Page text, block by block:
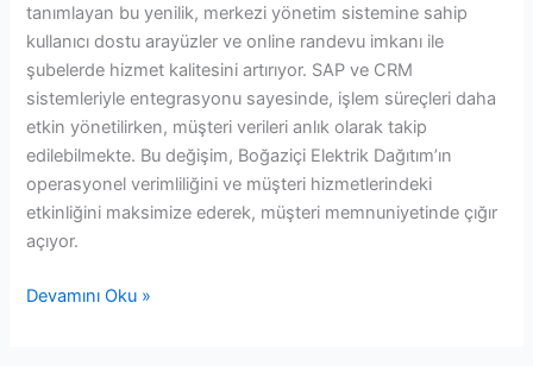
tanımlayan bu yenilik, merkezi yönetim sistemine sahip
kullanıcı dostu arayüzler ve online randevu imkanı ile
şubelerde hizmet kalitesini artırıyor. SAP ve CRM
sistemleriyle entegrasyonu sayesinde, işlem süreçleri daha
etkin yönetilirken, müşteri verileri anlık olarak takip
edilebilmekte. Bu değişim, Boğaziçi Elektrik Dağıtım’ın
operasyonel verimliliğini ve müşteri hizmetlerindeki
etkinliğini maksimize ederek, müşteri memnuniyetinde çığır
açıyor.
Boğaziçi
Devamını Oku »